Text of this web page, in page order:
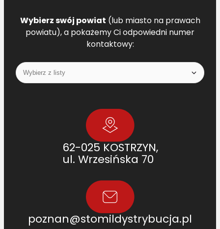
Wybierz swój powiat (lub miasto na prawach
powiatu), a pokażemy Ci odpowiedni numer
kontaktowy:
62-025 KOSTRZYN,
ul. Wrzesińska 70
poznan@stomildystrybucja.pl